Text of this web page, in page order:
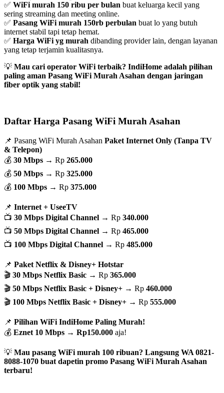
✅ WiFi murah 150 ribu per bulan buat keluarga kecil yang
sering streaming dan meeting online.
✅ Pasang WiFi murah 150rb perbulan buat lo yang butuh
internet stabil tapi tetap hemat.
✅ Harga WiFi yg murah dibanding provider lain, dengan layanan
yang tetap terjamin kualitasnya.
💡 Mau cari operator WiFi terbaik? IndiHome adalah pilihan
paling aman Pasang WiFi Murah Asahan dengan jaringan
fiber optik yang stabil!
Daftar Harga Pasang WiFi Murah Asahan
📌 Pasang WiFi Murah Asahan Paket Internet Only (Tanpa TV
& Telepon)
💰 30 Mbps → Rp 265.000
💰 50 Mbps → Rp 325.000
💰 100 Mbps → Rp 375.000
📌 Internet + UseeTV
📺 30 Mbps Digital Channel → Rp 340.000
📺 50 Mbps Digital Channel → Rp 465.000
📺 100 Mbps Digital Channel → Rp 485.000
📌 Paket Netflix & Disney+ Hotstar
🎬 30 Mbps Netflix Basic → Rp 365.000
🎬 50 Mbps Netflix Basic + Disney+ → Rp 460.000
🎬 100 Mbps Netflix Basic + Disney+ → Rp 555.000
📌 Pilihan WiFi IndiHome Paling Murah!
💰 Eznet 10 Mbps → Rp150.000 aja!
💡 Mau pasang WiFi murah 100 ribuan? Langsung WA 0821-
8088-1070 buat dapetin promo Pasang WiFi Murah Asahan
terbaru!